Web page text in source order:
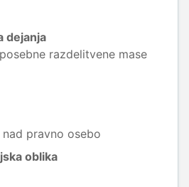
dejanja
razdelitvene mase
pravno osebo
oblika